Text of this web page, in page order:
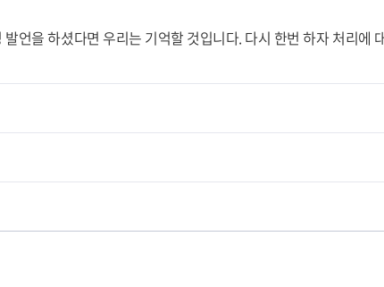
언을 하셨다면 우리는 기억할 것입니다. 다시 한번 하자 처리에